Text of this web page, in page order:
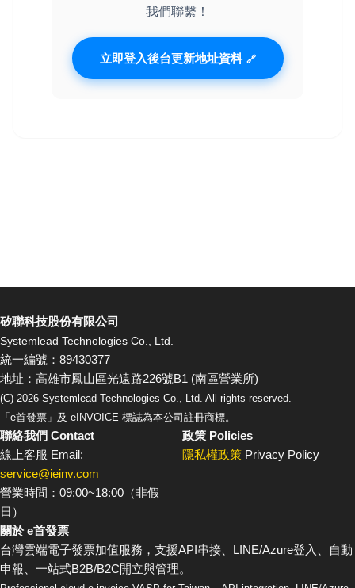
我們聯繫！
立即登入後台更新地址資料
矽聯科技股份有限公司
Systemlead Technologies Co., Ltd.
統一編號：89430377
地址：高雄市鳳山區光遠路226號B1 (南區營業所)
(C) 2026 Systemlead Technologies Co., Ltd. All rights reserved.
「e首發票」及 eINVOICE 標誌為本公司註冊商標。
聯絡我們 Contact
線上客服 Email:
service@ieinv.com
營業時間：09:00~18:00（非假
日）
政策 Policies
隱私權政策 Privacy Policy
關於 e首發票
台灣雲端電子發票加值服務，支援API串接、LINE/Azure登入、自動
申報、一站式B2B/B2C開立與管理。